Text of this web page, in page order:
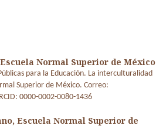
Escuela Normal Superior de México
para la Educación. La interculturalidad
Superior de México. Correo:
0000-0002-0080-1436
Escuela Normal Superior de